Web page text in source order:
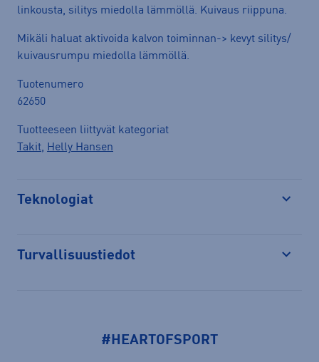
linkousta, silitys miedolla lämmöllä. Kuivaus riippuna.
Mikäli haluat aktivoida kalvon toiminnan-> kevyt silitys/
kuivausrumpu miedolla lämmöllä.
Tuotenumero
62650
Tuotteeseen liittyvät kategoriat
Takit, Helly Hansen
Teknologiat
Turvallisuustiedot
#HEARTOFSPORT